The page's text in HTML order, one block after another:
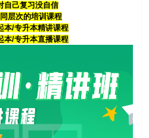
自己复习没自信
层次的培训课程
本/专升本精讲课程
本/专升本直播课程